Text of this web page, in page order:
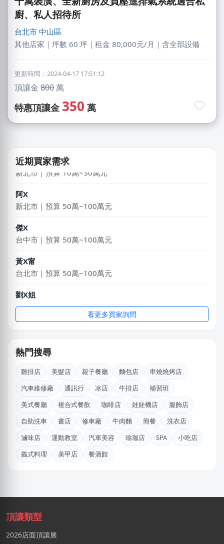
廚、私人招待所
台北市 中山區
其他店家｜坪數 60 坪｜租金 80,000元/月｜含全部設備
更新時間：2024-04-17 17:51:12
頂讓金 800萬
特惠頂讓金 350 萬
近期買家需求
廖X臻
新北市｜預算 30萬~50萬元
台北市｜預算 10萬~30萬元
新北市｜預算 10萬~30萬元
新北市｜預算 50萬~100萬元
台中市｜預算 50萬~100萬元
台北市｜預算 50萬~100萬元
高雄市｜預算 30萬~50萬元
廖X臻
陳X姐
賴X姐
阿X
台中市｜預算 50萬~100萬元
黃X甯
台北市｜預算 50萬~100萬元
看更多買家詢問
熱門搜尋
雞排店 美髮店 親子餐廳 麵包店
串燒燒烤店
汽車維修廠
通訊行 冰店 牛排店
補習班
美式餐廳
複合式餐飲 咖啡店 娃娃機店
服飾店
自助洗車
書店 修車廠 牛肉麵 簡餐
洗衣店
滷味店
運動教室 汽車美容 瑜珈店 SPA
小吃店
義式料理
美甲店 餐酒館
頂讓類型
2026店面頂讓展